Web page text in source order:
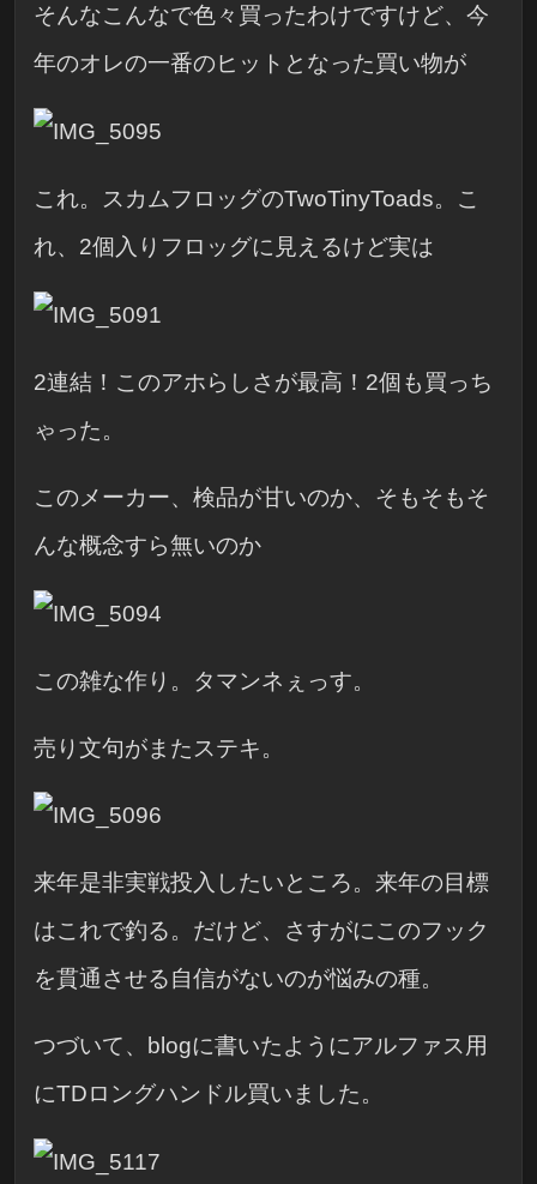
そんなこんなで色々買ったわけですけど、今
年のオレの一番のヒットとなった買い物が
これ。スカムフロッグのTwoTinyToads。こ
れ、2個入りフロッグに見えるけど実は
2連結！このアホらしさが最高！2個も買っち
ゃった。
このメーカー、検品が甘いのか、そもそもそ
んな概念すら無いのか
この雑な作り。タマンネぇっす。
売り文句がまたステキ。
来年是非実戦投入したいところ。来年の目標
はこれで釣る。だけど、さすがにこのフック
を貫通させる自信がないのが悩みの種。
つづいて、blogに書いたようにアルファス用
にTDロングハンドル買いました。